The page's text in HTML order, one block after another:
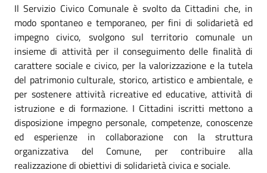
Il Servizio Civico Comunale è svolto da Cittadini che, in
modo spontaneo e temporaneo, per fini di solidarietà ed
impegno civico, svolgono sul territorio comunale un
insieme di attività per il conseguimento delle finalità di
carattere sociale e civico, per la valorizzazione e la tutela
del patrimonio culturale, storico, artistico e ambientale, e
per sostenere attività ricreative ed educative, attività di
istruzione e di formazione. I Cittadini iscritti mettono a
disposizione impegno personale, competenze, conoscenze
ed esperienze in collaborazione con la struttura
organizzativa del Comune, per contribuire alla
realizzazione di obiettivi di solidarietà civica e sociale.